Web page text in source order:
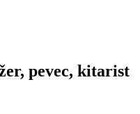
pevec, kitarist